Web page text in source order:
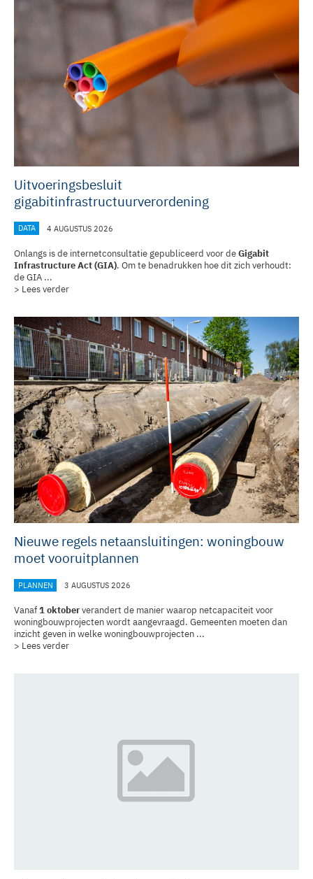
Uitvoeringsbesluit
gigabitinfrastructuurverordening
DATA 4 AUGUSTUS 2026
Onlangs is de internetconsultatie gepubliceerd voor deGigabit
Infrastructure Act (GIA). Om te benadrukken hoe dit zich verhoudt:
de GIA ...
> Lees verder
Nieuwe regels netaansluitingen: woningbouw
moet vooruitplannen
PLANNEN 3 AUGUSTUS 2026
Vanaf1 oktoberverandert de manier waarop netcapaciteit voor
woningbouwprojecten wordt aangevraagd. Gemeenten moeten dan
inzicht geven in welke woningbouwprojecten ...
> Lees verder